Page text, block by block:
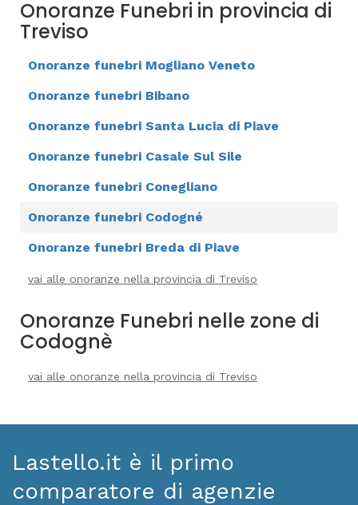
Onoranze Funebri in provincia di
Treviso
Onoranze funebri Mogliano Veneto
Onoranze funebri Bibano
Onoranze funebri Santa Lucia di Piave
Onoranze funebri Casale Sul Sile
Onoranze funebri Conegliano
Onoranze funebri Codogné
Onoranze funebri Breda di Piave
vai alle onoranze nella provincia di Treviso
Onoranze Funebri nelle zone di
Codognè
vai alle onoranze nella provincia di Treviso
Lastello.it è il primo
comparatore di agenzie